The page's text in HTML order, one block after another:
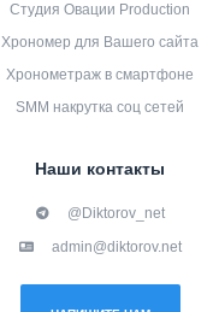
Студия Овации Production
Хрономер для Вашего сайта
Хронометраж в смартфоне
SMM накрутка соц сетей
Наши контакты
@Diktorov_net
admin@diktorov.net